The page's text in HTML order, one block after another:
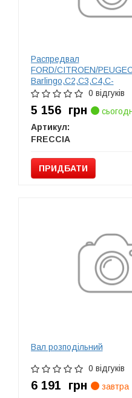
Распредвал
FORD/CITROEN/
Barlingo,C2,C3,C4,C-
Max,Fiesta,Focus,Partner
0 відгуків
5 156 грн
Артикул:
FRECCIA
ПРИДБАТИ
Вал розподільний
0 відгуків
6 191 грн
завтра